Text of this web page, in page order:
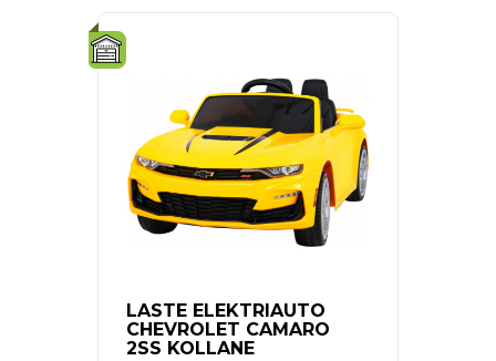
LASTE ELEKTRIAUTO
CHEVROLET CAMARO
2SS KOLLANE